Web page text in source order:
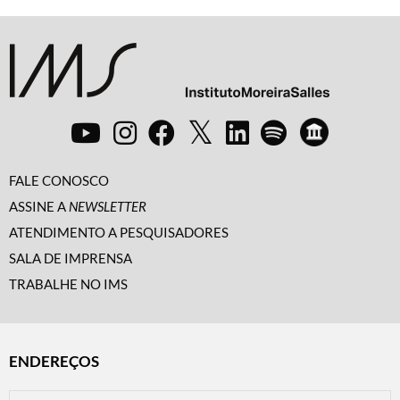
FALE CONOSCO
ASSINE A NEWSLETTER
ATENDIMENTO A PESQUISADORES
SALA DE IMPRENSA
TRABALHE NO IMS
ENDEREÇOS